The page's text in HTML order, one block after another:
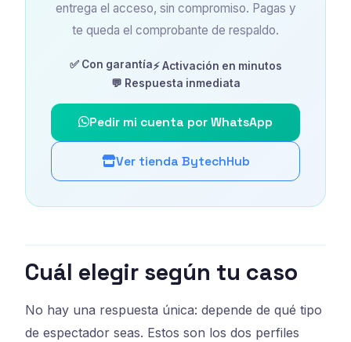
entrega el acceso, sin compromiso. Pagas y
te queda el comprobante de respaldo.
✅ Con garantía⚡ Activación en minutos
💬 Respuesta inmediata
Pedir mi cuenta por WhatsApp
Ver tienda BytechHub
Cuál elegir según tu caso
No hay una respuesta única: depende de qué tipo
de espectador seas. Estos son los dos perfiles